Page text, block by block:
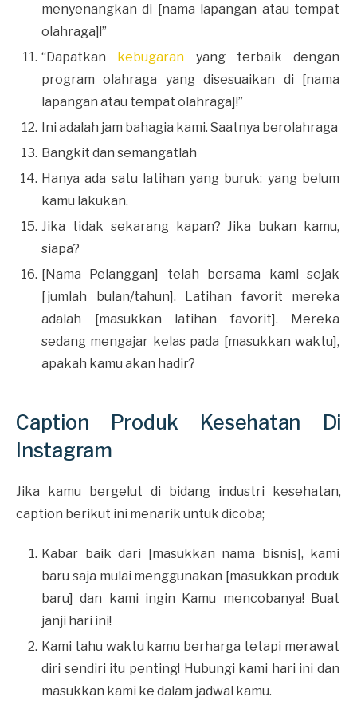
menyenangkan di [nama lapangan atau tempat
olahraga]!”
“Dapatkan
kebugaran yang terbaik dengan
program olahraga yang disesuaikan di [nama
lapangan atau tempat olahraga]!”
Ini adalah jam bahagia kami. Saatnya berolahraga
Bangkit dan semangatlah
Hanya ada satu latihan yang buruk: yang belum
kamu lakukan.
Jika tidak sekarang kapan? Jika bukan kamu,
siapa?
[Nama Pelanggan] telah bersama kami sejak
[jumlah bulan/tahun]. Latihan favorit mereka
adalah [masukkan latihan favorit]. Mereka
sedang mengajar kelas pada [masukkan waktu],
apakah kamu akan hadir?
Caption Produk Kesehatan Di
Instagram
Jika kamu bergelut di bidang industri kesehatan,
caption berikut ini menarik untuk dicoba;
Kabar baik dari [masukkan nama bisnis], kami
baru saja mulai menggunakan [masukkan produk
baru] dan kami ingin Kamu mencobanya! Buat
janji hari ini!
Kami tahu waktu kamu berharga tetapi merawat
diri sendiri itu penting! Hubungi kami hari ini dan
masukkan kami ke dalam jadwal kamu.